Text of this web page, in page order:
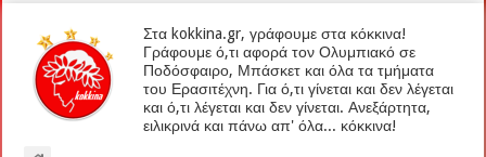
Στα kokkina.gr, γράφουμε στα κόκκινα!
Γράφουμε ό,τι αφορά τον Ολυμπιακό σε
Ποδόσφαιρο, Μπάσκετ και όλα τα τμήματα
του Ερασιτέχνη. Για ό,τι γίνεται και δεν λέγεται
και ό,τι λέγεται και δεν γίνεται. Ανεξάρτητα,
ειλικρινά και πάνω απ' όλα... κόκκινα!